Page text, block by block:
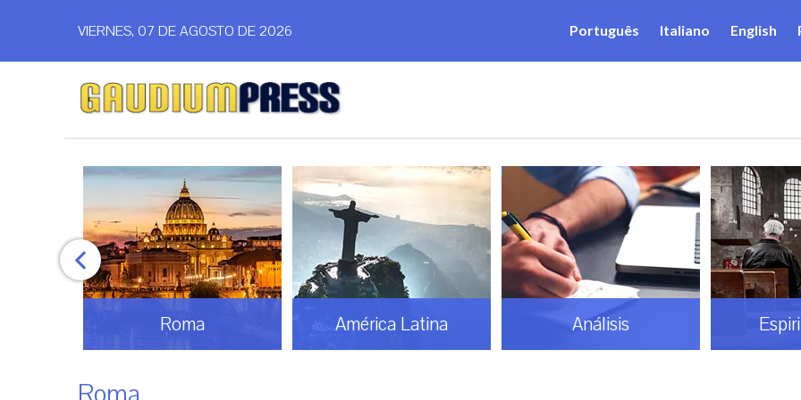
VIERNES, 07 DE AGOSTO DE 2026 Português Italiano English
América Latina Análisis Espiritualidad